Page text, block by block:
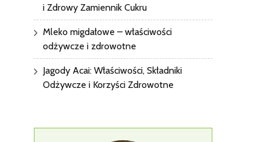
i Zdrowy Zamiennik Cukru
Mleko migdałowe – właściwości
odżywcze i zdrowotne
Jagody Acai: Właściwości, Składniki
Odżywcze i Korzyści Zdrowotne